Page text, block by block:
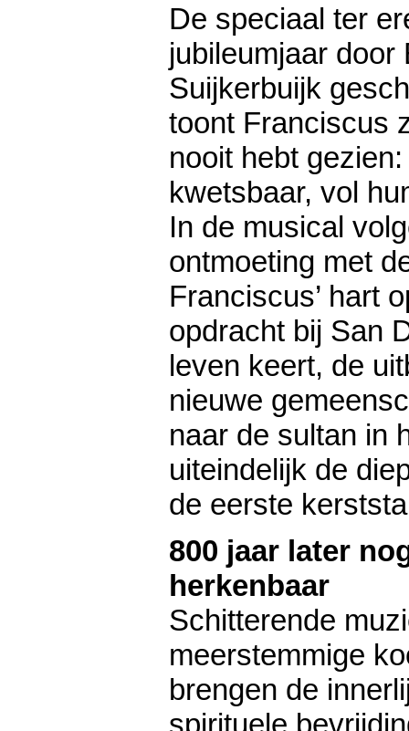
De speciaal ter
jubileumjaar door
Suijkerbuijk
toont Franciscus
nooit hebt
kwetsbaar, vol
In de musical
ontmoeting met
Franciscus’ hart
opdracht bij San
leven keert, de
nieuwe
naar de sultan in
uiteindelijk de
de eerste
800 jaar later
herkenbaar
Schitterende
meerstemmige
brengen de